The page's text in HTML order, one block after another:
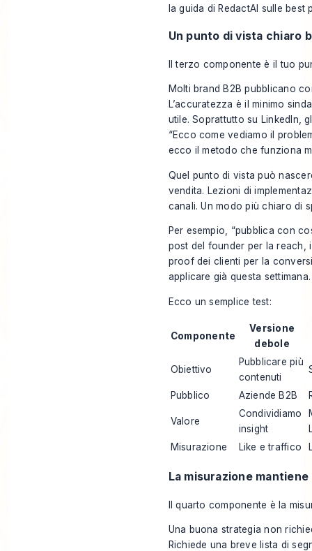
la guida di RedactAI sulle best
Un punto di vista chiaro
Il terzo componente è il tuo
Molti brand B2B pubblicano
L’accuratezza è il minimo
utile. Soprattutto su LinkedIn,
“Ecco come vediamo il
ecco il metodo che funziona
Quel punto di vista può
vendita. Lezioni di
canali. Un modo più chiaro di
Per esempio, “pubblica con
post del founder per la reach,
proof dei clienti per la
applicare già questa settimana.
Ecco un semplice test:
Componente
Versione
debole
Obiettivo
Pubblicare più
contenuti
Pubblico Aziende B2B
Valore
Condividiamo
insight
Misurazione
Like e traffico
La misurazione
Il quarto componente è la
Una buona strategia non
Richiede una breve lista di